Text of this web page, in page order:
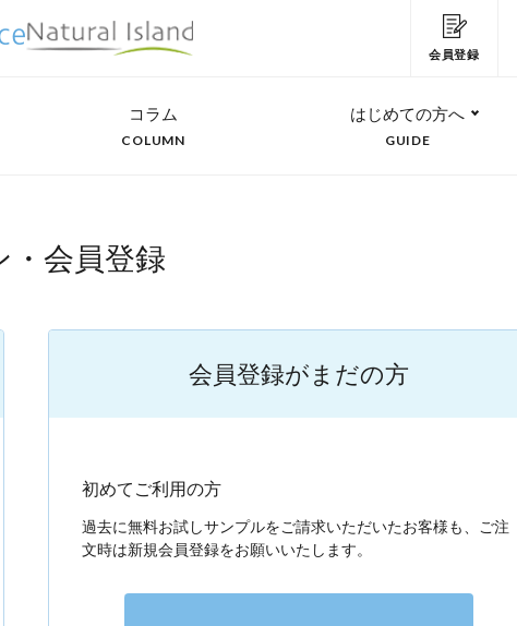
会員登録
コラム
COLUMN
はじめての方へ
GUIDE
・会員登録
会員登録がまだの方
初めてご利用の方
過去に無料お試しサンプルをご請求いただいたお客様も、ご注
文時は新規会員登録をお願いいたします。